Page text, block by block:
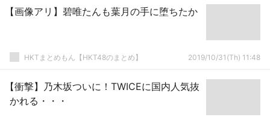
【画像アリ】碧唯たんも葉月の手に堕ちたか
HKTまとめもん【HKT48のまとめ】 2019/10/31(Th) 11:48
【衝撃】乃木坂ついに！TWICEに国内人気抜
かれる・・・